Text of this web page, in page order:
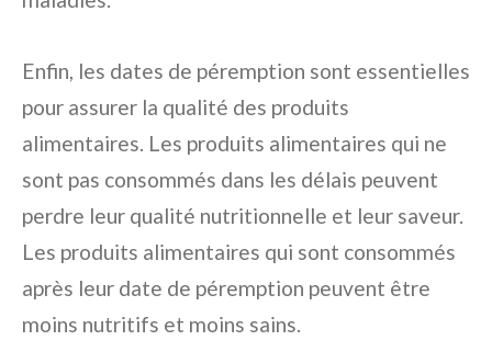
Enfin, les dates de péremption sont essentielles
pour assurer la qualité des produits
alimentaires. Les produits alimentaires qui ne
sont pas consommés dans les délais peuvent
perdre leur qualité nutritionnelle et leur saveur.
Les produits alimentaires qui sont consommés
après leur date de péremption peuvent être
moins nutritifs et moins sains.